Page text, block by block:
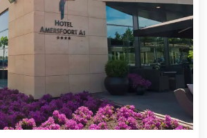
pour venir profiter d'un délicieux
l'un de nos restaurants.
Van der Valk
est inclus dans un brunch